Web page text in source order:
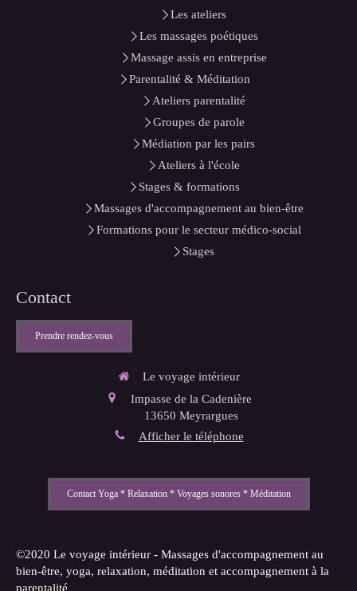
Les ateliers
Les massages poétiques
Massage assis en entreprise
Parentalité & Méditation
Ateliers parentalité
Groupes de parole
Médiation par les pairs
Ateliers à l'école
Stages & formations
Massages d'accompagnement au bien-être
Formations pour le secteur médico-social
Stages
Contact
Prendre rendez-vous
Le voyage intérieur
Impasse de la Cadenière
13650 Meyrargues
Afficher le téléphone
Contact Yoga * Relaxation * Voyages sonores * Méditation
©2020 Le voyage intérieur - Massages d'accompagnement au
bien-être, yoga, relaxation, méditation et accompagnement à la
parentalité